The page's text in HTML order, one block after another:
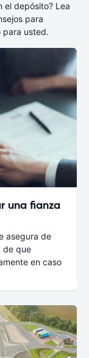
el depósito? Lea
para
para usted.
una fianza
asegura de
de que
en caso